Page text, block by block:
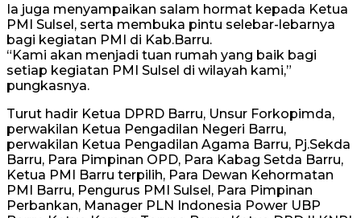
Ia juga menyampaikan salam hormat kepada Ketua
PMI Sulsel, serta membuka pintu selebar-lebarnya
bagi kegiatan PMI di Kab.Barru.
“Kami akan menjadi tuan rumah yang baik bagi
setiap kegiatan PMI Sulsel di wilayah kami,”
pungkasnya.
Turut hadir Ketua DPRD Barru, Unsur Forkopimda,
perwakilan Ketua Pengadilan Negeri Barru,
perwakilan Ketua Pengadilan Agama Barru, Pj.Sekda
Barru, Para Pimpinan OPD, Para Kabag Setda Barru,
Ketua PMI Barru terpilih, Para Dewan Kehormatan
PMI Barru, Pengurus PMI Sulsel, Para Pimpinan
Perbankan, Manager PLN Indonesia Power UBP